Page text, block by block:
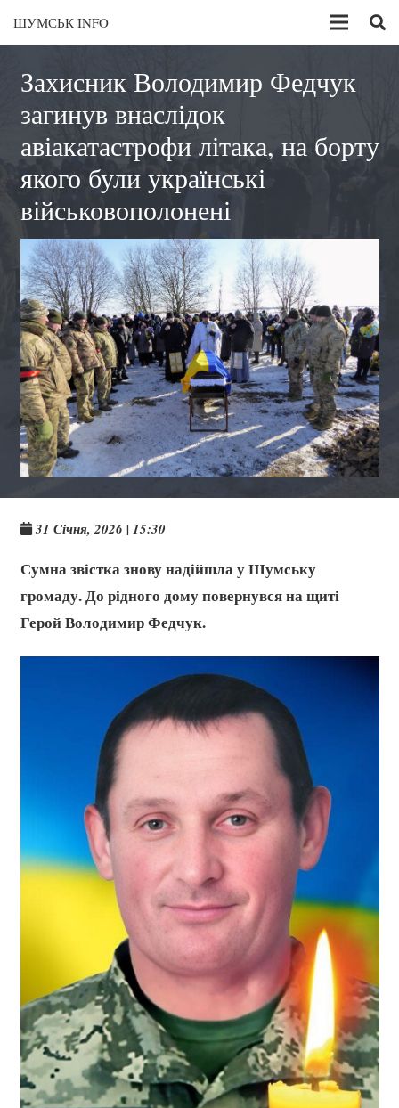
ШУМСЬК INFO
Захисник Володимир Федчук
загинув внаслідок
авіакатастрофи літака, на борту
якого були українські
військовополонені
31 Січня, 2026 | 15:30
Сумна звістка знову надійшла у Шумську
громаду. До рідного дому повернувся на щиті
Герой Володимир Федчук.